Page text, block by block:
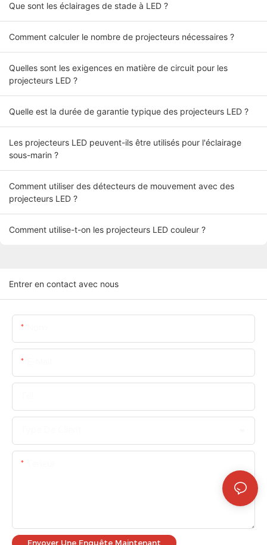
Que sont les éclairages de stade à LED ?
Comment calculer le nombre de projecteurs nécessaires ?
Quelles sont les exigences en matière de circuit pour les
projecteurs LED ?
Quelle est la durée de garantie typique des projecteurs LED ?
Les projecteurs LED peuvent-ils être utilisés pour l'éclairage
sous-marin ?
Comment utiliser des détecteurs de mouvement avec des
projecteurs LED ?
Comment utilise-t-on les projecteurs LED couleur ?
Entrer en contact avec nous
Envoyer Une Enquête Maintenant